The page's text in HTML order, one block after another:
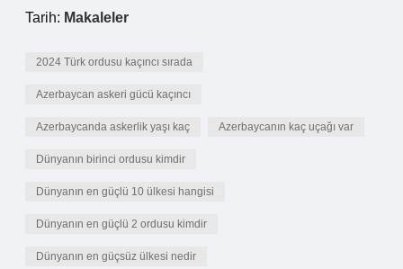
Tarih: Makaleler
2024 Türk ordusu kaçıncı sırada
Azerbaycan askeri gücü kaçıncı
Azerbaycanda askerlik yaşı kaç Azerbaycanın kaç uçağı var
Dünyanın birinci ordusu kimdir
Dünyanın en güçlü 10 ülkesi hangisi
Dünyanın en güçlü 2 ordusu kimdir
Dünyanın en güçsüz ülkesi nedir